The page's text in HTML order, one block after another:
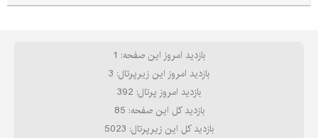
بازدید امروز این صفحه: 1
بازدید امروز این زیرپرتال: 3
بازدید امروز پرتال: 392
بازدید کل این صفحه: 85
بازدید کل این زیرپرتال: 5023